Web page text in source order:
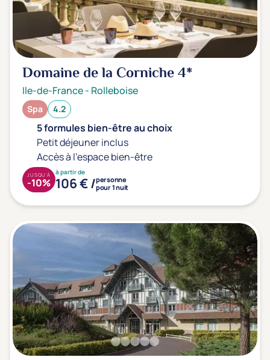
Domaine de la Corniche4*
Ile-de-France- Rolleboise
Spa 4.2
5 formules bien-être au choix
Petit déjeuner inclus
Accès à l'espace bien-être
à partir de
106 € /personne
pour 1 nuit
JUSQU'À
-10%